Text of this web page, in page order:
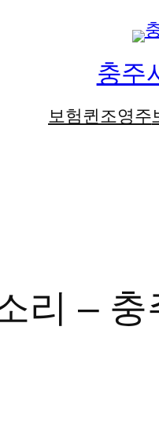
충주
보험퀸조영주
리 –